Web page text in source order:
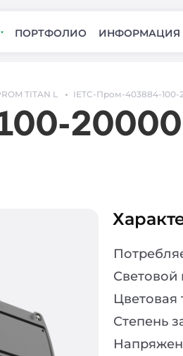
ПОРТФОЛИО ИНФОРМАЦИЯ
TITAN L IETC-Пром-403884-100-
Световой
Цветовая
Степень